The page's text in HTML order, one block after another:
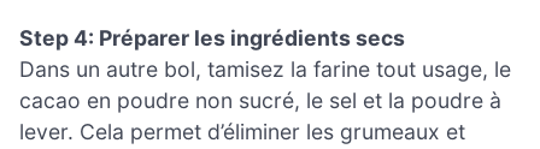
Step 4: Préparer les ingrédients secs
Dans un autre bol, tamisez la farine tout usage, le
cacao en poudre non sucré, le sel et la poudre à
lever. Cela permet d’éliminer les grumeaux et